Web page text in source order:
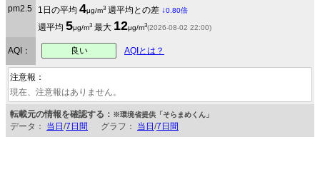
pm2.5 1日の平均 4μg/m3 週平均との差 ↓0.80倍
週平均 5μg/m3 最大 12μg/m3(2026-08-02 22:00)
AQI： 良い AQIとは？
注意報：
現在、注意報はありません。
転載元の情報を確認する： ※環境省提供「そらまめくん」
データ： 当日 /7日間 グラフ： 当日 /7日間